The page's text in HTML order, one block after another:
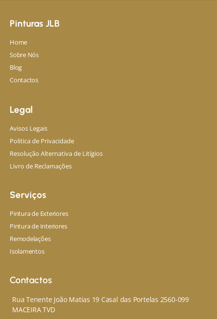
Pinturas JLB
Home
Sobre Nós
Blog
Contactos
Legal
Avisos Legais
Politica de Privacidade
Resolução Alternativa de Litígios
Livro de Reclamações
Serviços
Pintura de Exteriores
Pintura de Interiores
Remodelações
Isolamentos
Contactos
Rua Tenente João Matias 19 Casal das Portelas 2560-099
MACEIRA TVD